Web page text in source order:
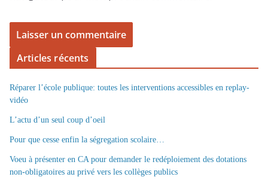
Articles récents
Réparer l’école publique: toutes les interventions accessibles en replay-
vidéo
L’actu d’un seul coup d’oeil
Pour que cesse enfin la ségregation scolaire…
Voeu à présenter en CA pour demander le redéploiement des dotations
non-obligatoires au privé vers les collèges publics